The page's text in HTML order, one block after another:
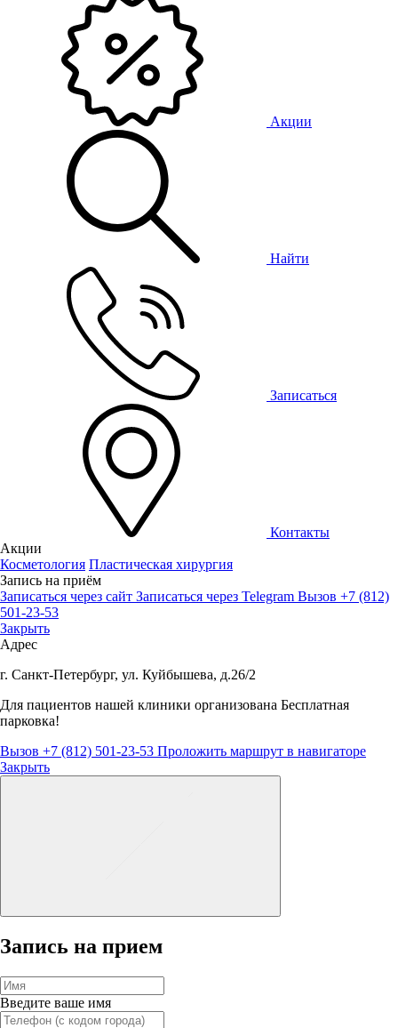
Акции
Найти
Записаться
Контакты
Акции
Косметология Пластическая хирургия
Запись на приём
Записаться через сайт Записаться через Telegram Вызов +7 (812)
501-23-53
Закрыть
Адрес
г. Санкт-Петербург, ул. Куйбышева, д.26/2
Для пациентов нашей клиники организована Бесплатная
парковка!
Вызов +7 (812) 501-23-53 Проложить маршрут в навигаторе
Закрыть
Запись на прием
Введите ваше имя